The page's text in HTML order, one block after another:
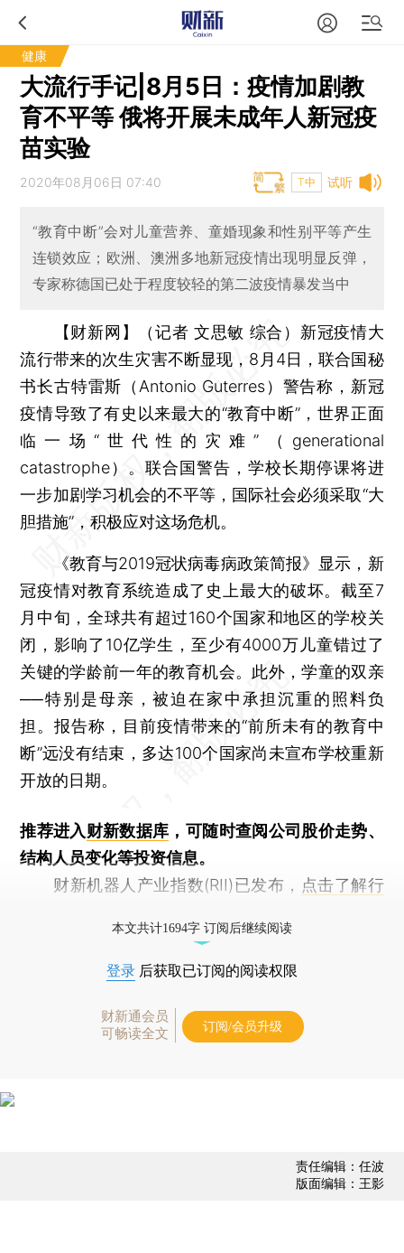
健康
大流行手记|8月5日：疫情加剧教
育不平等 俄将开展未成年人新冠疫
苗实验
试听
2020年08月06日 07:40 T中
“教育中断”会对儿童营养、童婚现象和性别平等产生
连锁效应；欧洲、澳洲多地新冠疫情出现明显反弹，
专家称德国已处于程度较轻的第二波疫情暴发当中
【财新网】（记者 文思敏 综合） 新冠疫情大
流行带来的次生灾害不断显现，8月4日，联合国秘
书长古特雷斯（Antonio Guterres）警告称，新冠
疫情导致了有史以来最大的“教育中断”，世界正面
临一场“世代性的灾难”（generational
catastrophe）。联合国警告，学校长期停课将进
一步加剧学习机会的不平等，国际社会必须采取“大
胆措施”，积极应对这场危机。
《教育与2019冠状病毒病政策简报》显示，新
冠疫情对教育系统造成了史上最大的破坏。截至7
月中旬，全球共有超过160个国家和地区的学校关
闭，影响了10亿学生，至少有4000万儿童错过了
关键的学龄前一年的教育机会。此外，学童的双亲
──特别是母亲，被迫在家中承担沉重的照料负
担。报告称，目前疫情带来的“前所未有的教育中
断”远没有结束，多达100个国家尚未宣布学校重新
开放的日期。
推荐进入财新数据库 ，可随时查阅公司股价走势、
结构人员变化等投资信息。
财新机器人产业指数(RII)已发布， 点击了解行
本文共计1694字 订阅后继续阅读
登录 后获取已订阅的阅读权限
财新通会员
可畅读全文
订阅/会员升级
责任编辑：任波
版面编辑：王影